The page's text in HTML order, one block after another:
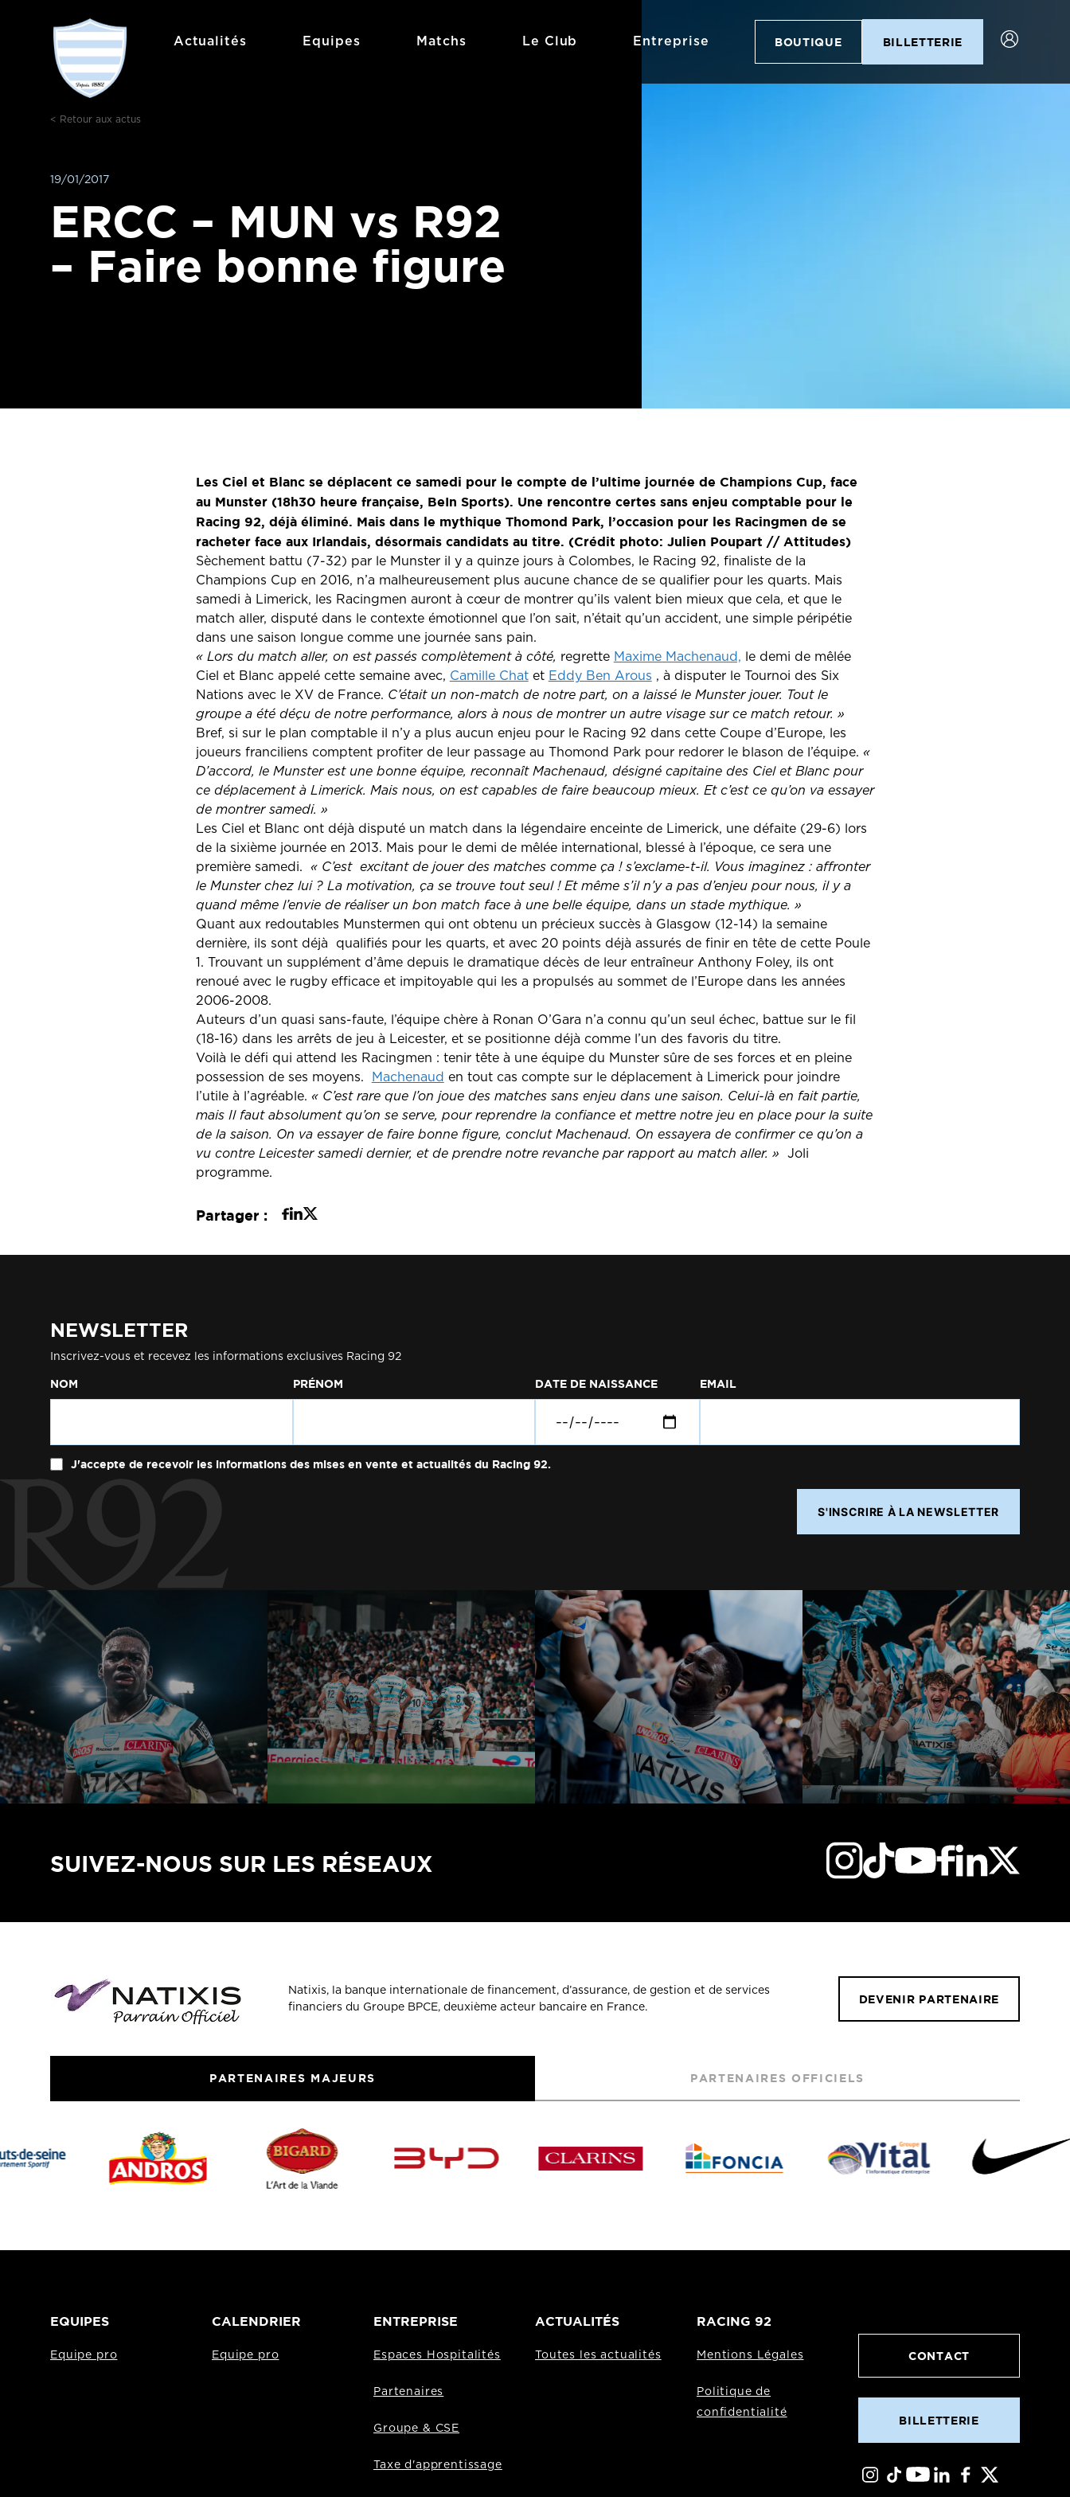
Actualités Equipes Matchs Le Club Entreprise BOUTIQUE BILLETTERIE
< Retour aux actus
19/01/2017
ERCC – MUN vs R92
– Faire bonne figure
Les Ciel et Blanc se déplacent ce samedi pour le compte de l’ultime journée de Champions Cup, face
au Munster (18h30 heure française, BeIn Sports). Une rencontre certes sans enjeu comptable pour le
Racing 92, déjà éliminé. Mais dans le mythique Thomond Park, l’occasion pour les Racingmen de se
racheter face aux Irlandais, désormais candidats au titre. (Crédit photo: Julien Poupart // Attitudes)
Sèchement battu (7-32) par le Munster il y a quinze jours à Colombes, le Racing 92, finaliste de la
Champions Cup en 2016, n’a malheureusement plus aucune chance de se qualifier pour les quarts. Mais
samedi à Limerick, les Racingmen auront à cœur de montrer qu’ils valent bien mieux que cela, et que le
match aller, disputé dans le contexte émotionnel que l’on sait, n’était qu’un accident, une simple péripétie
dans une saison longue comme une journée sans pain.
« Lors du match aller, on est passés complètement à côté, regrette Maxime Machenaud, le demi de mêlée
Ciel et Blanc appelé cette semaine avec, Camille Chatet Eddy Ben Arous , à disputer le Tournoi des Six
Nations avec le XV de France. C’était un non-match de notre part, on a laissé le Munster jouer. Tout le
groupe a été déçu de notre performance, alors à nous de montrer un autre visage sur ce match retour. »
Bref, si sur le plan comptable il n’y a plus aucun enjeu pour le Racing 92 dans cette Coupe d’Europe, les
joueurs franciliens comptent profiter de leur passage au Thomond Park pour redorer le blason de l’équipe. «
D’accord, le Munster est une bonne équipe, reconnaît Machenaud, désigné capitaine des Ciel et Blanc pour
ce déplacement à Limerick. Mais nous, on est capables de faire beaucoup mieux. Et c’est ce qu’on va essayer
de montrer samedi. »
Les Ciel et Blanc ont déjà disputé un match dans la légendaire enceinte de Limerick, une défaite (29-6) lors
de la sixième journée en 2013. Mais pour le demi de mêlée international, blessé à l’époque, ce sera une
première samedi. « C’est excitant de jouer des matches comme ça ! s’exclame-t-il. Vous imaginez : affronter
le Munster chez lui ? La motivation, ça se trouve tout seul ! Et même s’il n’y a pas d’enjeu pour nous, il y a
quand même l’envie de réaliser un bon match face à une belle équipe, dans un stade mythique. »
Quant aux redoutables Munstermen qui ont obtenu un précieux succès à Glasgow (12-14) la semaine
dernière, ils sont déjà qualifiés pour les quarts, et avec 20 points déjà assurés de finir en tête de cette Poule
1. Trouvant un supplément d’âme depuis le dramatique décès de leur entraîneur Anthony Foley, ils ont
renoué avec le rugby efficace et impitoyable qui les a propulsés au sommet de l’Europe dans les années
2006-2008.
Auteurs d’un quasi sans-faute, l’équipe chère à Ronan O’Gara n’a connu qu’un seul échec, battue sur le fil
(18-16) dans les arrêts de jeu à Leicester, et se positionne déjà comme l’un des favoris du titre.
Voilà le défi qui attend les Racingmen : tenir tête à une équipe du Munster sûre de ses forces et en pleine
possession de ses moyens.
Machenaud en tout cas compte sur le déplacement à Limerick pour joindre
l’utile à l’agréable. « C’est rare que l’on joue des matches sans enjeu dans une saison. Celui-là en fait partie,
mais Il faut absolument qu’on se serve, pour reprendre la confiance et mettre notre jeu en place pour la suite
de la saison. On va essayer de faire bonne figure, conclut Machenaud. On essayera de confirmer ce qu’on a
vu contre Leicester samedi dernier, et de prendre notre revanche par rapport au match aller. » Joli
programme.
Partager :
NEWSLETTER
Inscrivez-vous et recevez les informations exclusives Racing 92
NOM PRÉNOM DATE DE NAISSANCE EMAIL
J'accepte de recevoir les informations des mises en vente et actualités du Racing 92.
S'INSCRIRE À LA NEWSLETTER
SUIVEZ-NOUS SUR LES RÉSEAUX
Natixis, la banque internationale de financement, d’assurance, de gestion et de services
financiers du Groupe BPCE, deuxième acteur bancaire en France.
DEVENIR PARTENAIRE
PARTENAIRES MAJEURS PARTENAIRES OFFICIELS
EQUIPES
Equipe pro
CALENDRIER
Equipe pro
ENTREPRISE
Espaces Hospitalités
Partenaires
Groupe & CSE
Taxe d'apprentissage
ACTUALITÉS
Toutes les actualités
RACING 92
Mentions Légales
Politique de
confidentialité
CONTACT
BILLETTERIE